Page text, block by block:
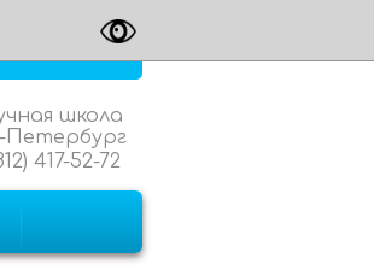
школа
Петербург
417-52-72